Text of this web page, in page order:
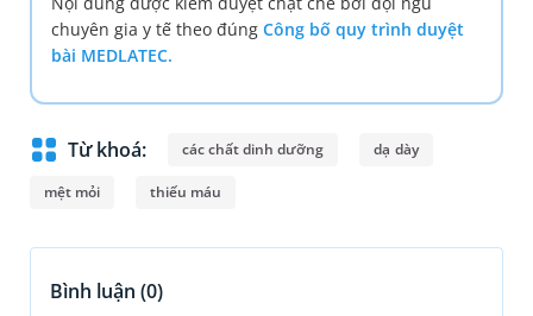
chuyên gia y tế theo đúng Công bố quy trình duyệt
bài MEDLATEC.
Từ khoá: các chất dinh dưỡng dạ dày
mệt mỏi thiếu máu
Bình luận (0)